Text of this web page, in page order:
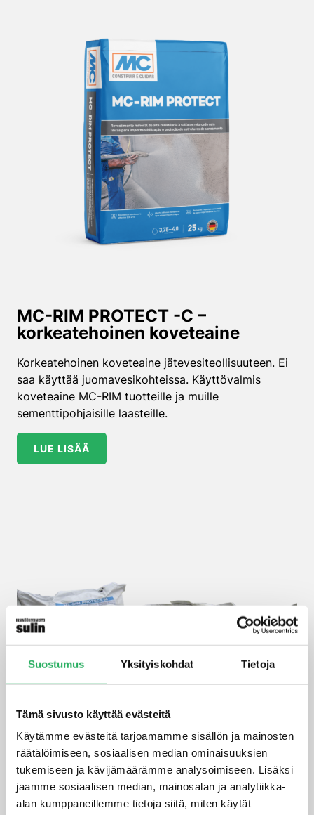
Suostumus Yksityiskohdat Tietoja
Tämä sivusto käyttää evästeitä
Käytämme evästeitä tarjoamamme sisällön ja mainosten
räätälöimiseen, sosiaalisen median ominaisuuksien
tukemiseen ja kävijämäärämme analysoimiseen. Lisäksi
jaamme sosiaalisen median, mainosalan ja analytiikka-
alan kumppaneillemme tietoja siitä, miten käytät
MC-RIM PROTECT -C –
korkeatehoinen koveteaine
Korkeatehoinen koveteaine jätevesiteollisuuteen. Ei
saa käyttää juomavesikohteissa. Käyttövalmis
koveteaine MC-RIM tuotteille ja muille
sementtipohjaisille laasteille.
LUE LISÄÄ
MC-RIM Protect-ST –
kuituvahvisteinen laasti